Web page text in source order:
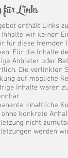
Links
enthält Links
wir keinen
für diese fremden
Für die Inhalte
Anbieter oder
Die verlinkten
auf mögliche
Inhalte waren
inhaltliche
konkrete
nicht
werden